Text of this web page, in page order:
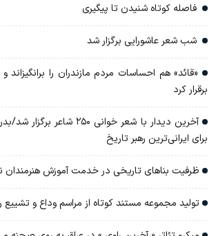
فاصله کوتاه شنیدن تا پیگیری
شب شعر عاشورایی برگزار شد
«قائد» هم احساسات مردم مازندران را
برقرار کرد
برای ایرانی‌ترین رهبر تاریخ
ظرفیت بناهای تاریخی در خدمت آموزش هنرمندان
تولید مجموعه مستند کوتاه از مراسم وداع و تشییع